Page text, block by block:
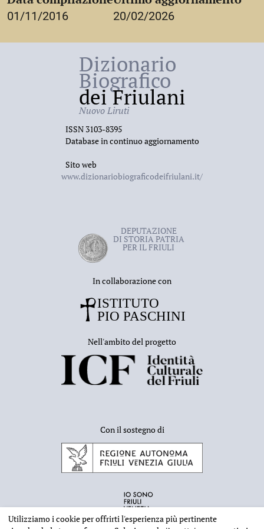
01/11/2016 20/02/2026
Dizionario
Biografico
dei Friulani
Nuovo Liruti
ISSN 3103-8395
Database in continuo aggiornamento
Sito web
www.dizionariobiograficodeifriulani.it/
DEPUTAZIONE
DI STORIA PATRIA
PER IL FRIULI
In collaborazione con
Nell'ambito del progetto
Con il sostegno di
Utilizziamo i cookie per offrirti l'esperienza più pertinente